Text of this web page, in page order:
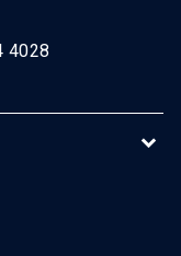
4028